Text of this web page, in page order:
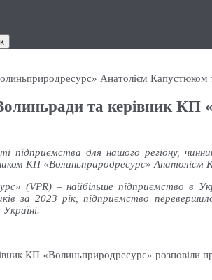
Анатолієм Капустюком
та керівник КП
підприємства для нашого регіону,
КП «Волиньприродресурс»
(VPR) – найбільше підприємство в
за 2023 рік, підприємство